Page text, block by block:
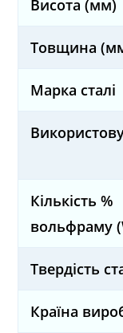
Висота (мм)
Товщина
Марка сталі
Кількість %
вольфраму
Твердість
Країна